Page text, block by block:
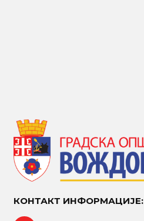
КОНТАКТ ИНФОРМАЦИЈЕ: